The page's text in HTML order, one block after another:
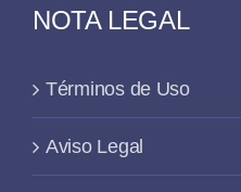
NOTA LEGAL
Términos de Uso
Aviso Legal